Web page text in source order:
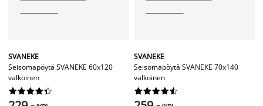
SVANEKE
Seisomapöytä SVANEKE 60x120
valkoinen






SVANEKE
Seisomapöytä SVANEKE 70x140
valkoinen





